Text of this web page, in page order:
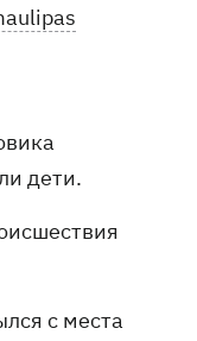
дети.
с места